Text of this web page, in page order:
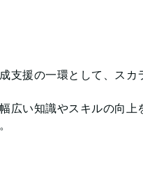
支援の一環として、スカ
い知識やスキルの向上